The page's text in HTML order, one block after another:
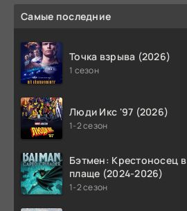
Самые последние
Точка взрыва (2026)
1 сезон
Люди Икс '97 (2026)
1-2 сезон
Бэтмен: Крестоносец в
плаще (2024-2026)
1-2 сезон